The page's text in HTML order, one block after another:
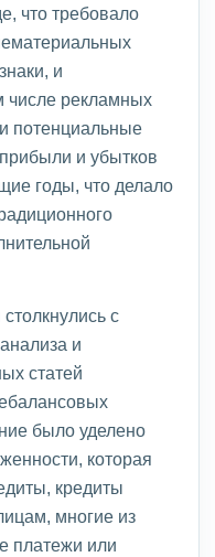
что требовало
и
числе рекламных
потенциальные
и убытков
годы, что делало
с
и
статей
было уделено
которая
кредиты
многие из
платежи или